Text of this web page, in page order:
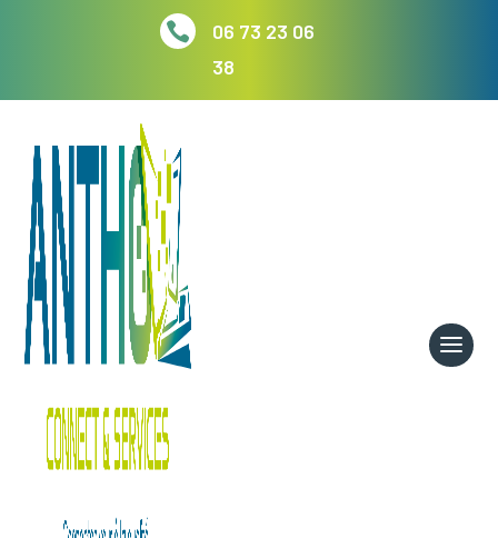

06 73 23 06
38
RÉPARATION
Service rapide et solutions durables